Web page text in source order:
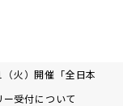
火）開催「全日本
受付について